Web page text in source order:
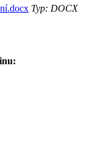
Typ: DOCX